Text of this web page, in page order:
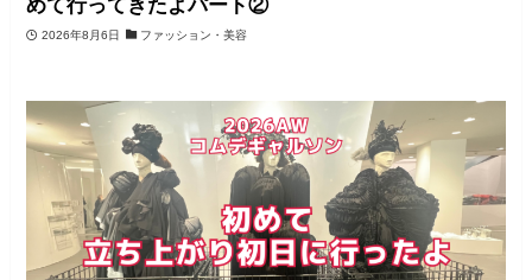
めて行ってきたよパート②
2026年8月6日 ファッション・美容